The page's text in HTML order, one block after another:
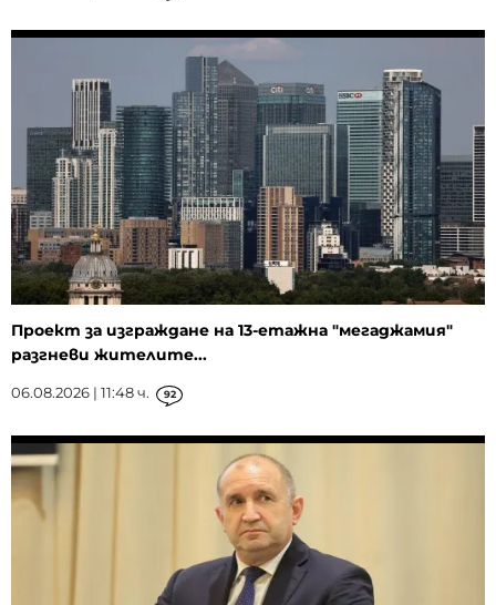
Проект за изграждане на 13-етажна "мегаджамия"
разгневи жителите...
06.08.2026 | 11:48 ч. 92